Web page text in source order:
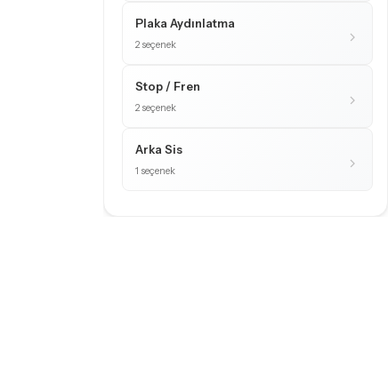
Plaka Aydınlatma
2 seçenek
Stop / Fren
2 seçenek
Arka Sis
1 seçenek